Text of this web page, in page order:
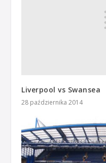
Liverpool vs Swansea
28 października 2014